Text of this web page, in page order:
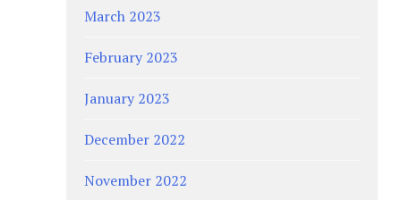
March 2023
February 2023
January 2023
December 2022
November 2022